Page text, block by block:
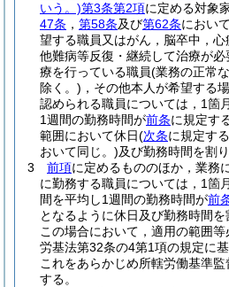
いう。)第3条第2項に定める対象
47条 ， 第58条及び第62条におい
望する職員又はがん，脳卒中，
他難病等反復・継続して治療が
療を行っている職員(業務の正常
除く。) ，その他本人が希望する
認められる職員については，1箇
1週間の勤務時間が前条に規定す
範囲において休日(次条に規定す
おいて同じ。)及び勤務時間を割
3
前項に定めるもののほか，業務
に勤務する職員については，1箇
間を平均し1週間の勤務時間が前
となるように休日及び勤務時間を
この場合において，適用の範囲等
労基法第32条の4第1項の規定に
これをあらかじめ所轄労働基準
する。